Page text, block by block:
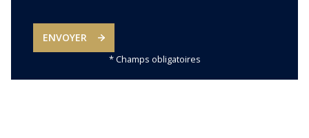
ENVOYER
* Champs obligatoires